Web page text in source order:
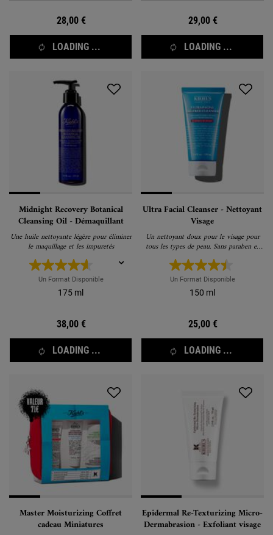
28,00 €
LOADING ...
29,00 €
LOADING ...
Midnight Recovery Botanical
Cleansing Oil - Démaquillant
Une huile nettoyante légère pour éliminer
le maquillage et les impuretés
Un Format Disponible
175 ml
38,00 €
LOADING ...
Ultra Facial Cleanser - Nettoyant
Visage
Un nettoyant doux pour le visage pour
tous les types de peau. Sans paraben et
sans parfum synthétique.
Un Format Disponible
150 ml
25,00 €
LOADING ...
Master Moisturizing Coffret
cadeau Miniatures
Epidermal Re-Texturizing Micro-
Dermabrasion - Exfoliant visage